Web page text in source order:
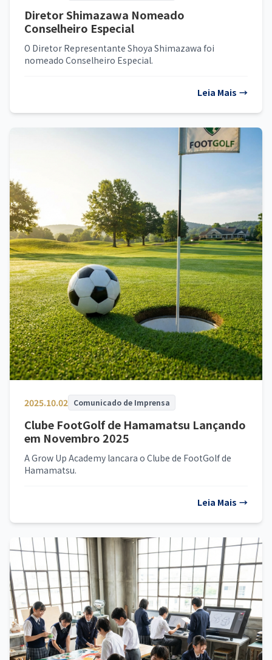
Diretor Shimazawa Nomeado
Conselheiro Especial
O Diretor Representante Shoya Shimazawa foi
nomeado Conselheiro Especial.
Leia Mais →
2025.10.02 Comunicado de Imprensa
Clube FootGolf de Hamamatsu Lançando
em Novembro 2025
A Grow Up Academy lancara o Clube de FootGolf de
Hamamatsu.
Leia Mais →